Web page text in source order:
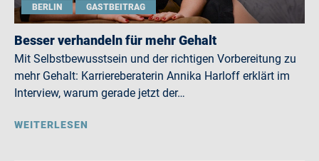
BERLIN GASTBEITRAG
Besser verhandeln für mehr Gehalt
Mit Selbstbewusstsein und der richtigen Vorbereitung zu
mehr Gehalt: Karriereberaterin Annika Harloff erklärt im
Interview, warum gerade jetzt der…
WEITERLESEN